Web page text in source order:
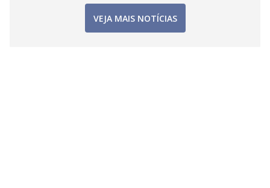
VEJA MAIS NOTÍCIAS